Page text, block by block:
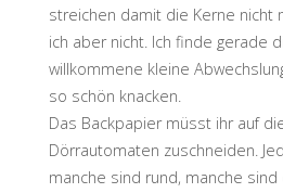
streichen damit die Kerne nicht
ich aber nicht. Ich finde gerade
willkommene kleine
so schön knacken.
Das Backpapier müsst ihr auf
Dörrautomaten zuschneiden.
manche sind rund, manche sind